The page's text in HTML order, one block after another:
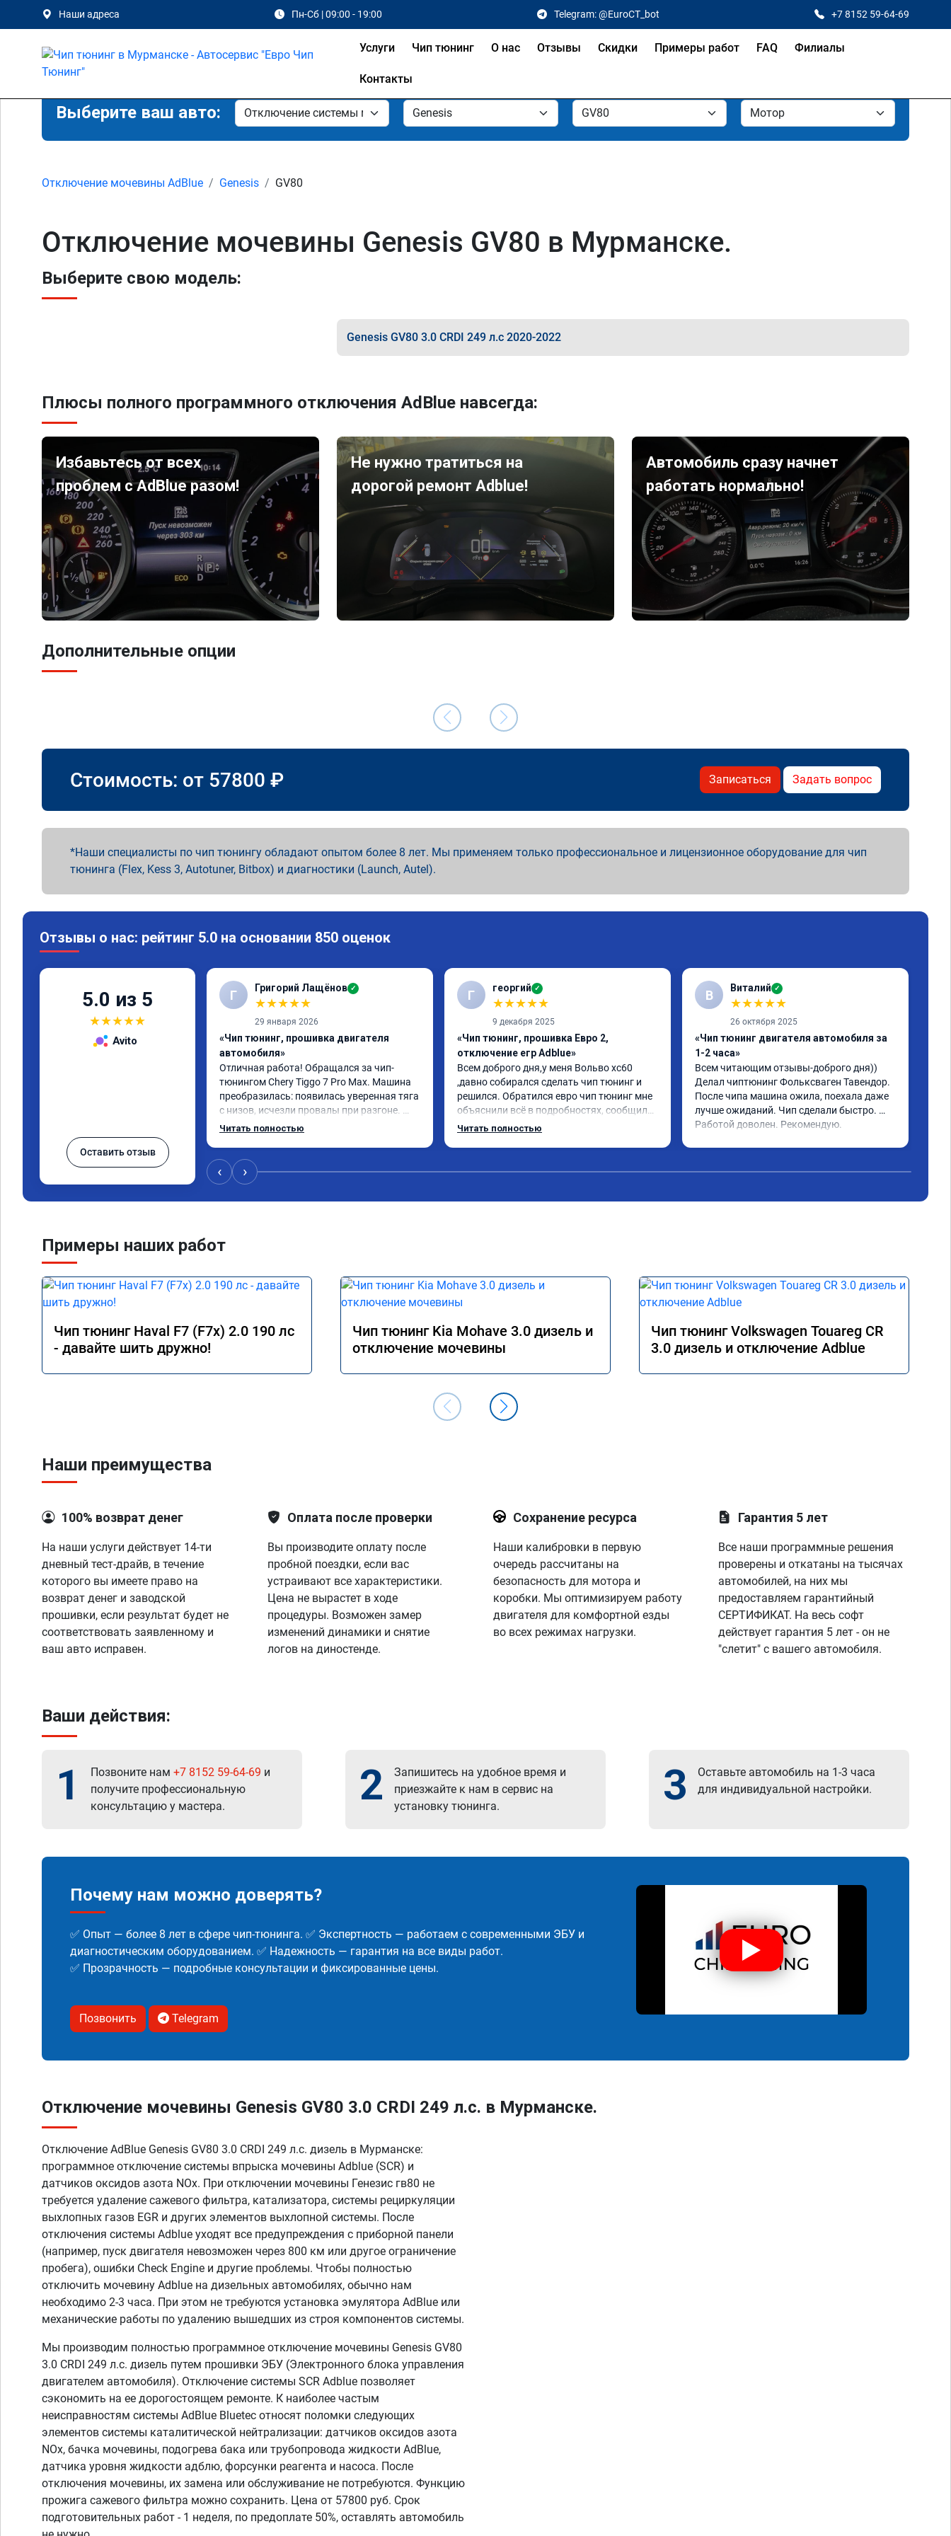
Наши адреса Пн-Сб | 09:00 - 19:00 Telegram: @EuroCT_bot +7 8152 59-64-69
Услуги Чип тюнинг О нас Отзывы Скидки Примеры работ FAQ Филиалы
Контакты
Выберите ваш авто:
Отключение мочевины AdBlue Genesis GV80
Отключение мочевины Genesis GV80 в Мурманске.
Выберите свою модель:
Genesis GV80 3.0 CRDI 249 л.с 2020-2022
Плюсы полного программного отключения AdBlue навсегда:
Избавьтесь от всех
проблем с AdBlue разом!
Не нужно тратиться на
дорогой ремонт Adblue!
Автомобиль сразу начнет
работать нормально!
Дополнительные опции
Стоимость: от 57800 ₽ Записаться Задать вопрос
Наши специалисты по чип тюнингу обладают опытом более 8 лет. Мы применяем только профессиональное и лицензионное оборудование для чип
тюнинга (Flex, Kess 3, Autotuner, Bitbox) и диагностики (Launch, Autel).
Отзывы о нас: рейтинг 5.0 на основании 850 оценок
5.0 из 5
★★★★★
Avito
Оставить отзыв
Г Григорий Лащёнов ✓
★★★★★
29 января 2026
«Чип тюнинг, прошивка двигателя
автомобиля»
Отличная работа! Обращался за чип-
тюнингом Chery Tiggo 7 Pro Max. Машина
преобразилась: появилась уверенная тяга
с низов, исчезли провалы при разгоне.
Расход в спокойном режиме даже немного
всем, кто сомневается.
Читать полностью
Г георгий ✓
★★★★★
9 декабря 2025
«Чип тюнинг, прошивка Евро 2,
отключение егр Adblue»
Всем доброго дня,у меня Вольво xc60
,давно собирался сделать чип тюнинг и
решился. Обратился евро чип тюнинг мне
объяснили всё в подробностях, сообщили
сумму записали. Приехал в назначенное
Читать полностью
В Виталий ✓
★★★★★
26 октября 2025
«Чип тюнинг двигателя автомобиля за
1-2 часа»
Всем читающим отзывы-доброго дня))
Делал чиптюнинг Фольксваген Тавендор.
После чипа машина ожила, поехала даже
лучше ожиданий. Чип сделали быстро.
Работой доволен. Рекомендую.
‹ ›
Примеры наших работ
Чип тюнинг Haval F7 (F7x) 2.0 190 лс
- давайте шить дружно!
Чип тюнинг Kia Mohave 3.0 дизель и
отключение мочевины
Чип тюнинг Volkswagen Touareg CR
3.0 дизель и отключение Adblue
Наши преимущества
100% возврат денег
На наши услуги действует 14-ти
дневный тест-драйв, в течение
которого вы имеете право на
возврат денег и заводской
прошивки, если результат будет не
соответствовать заявленному и
ваш авто исправен.
Оплата после проверки
Вы производите оплату после
пробной поездки, если вас
устраивают все характеристики.
Цена не вырастет в ходе
процедуры. Возможен замер
изменений динамики и снятие
логов на диностенде.
Сохранение ресурса
Наши калибровки в первую
очередь рассчитаны на
безопасность для мотора и
коробки. Мы оптимизируем работу
двигателя для комфортной езды
во всех режимах нагрузки.
Гарантия 5 лет
Все наши программные решения
проверены и откатаны на тысячах
автомобилей, на них мы
предоставляем гарантийный
СЕРТИФИКАТ. На весь софт
действует гарантия 5 лет - он не
"слетит" с вашего автомобиля.
Ваши действия:
1 Позвоните нам +7 8152 59-64-69 и
получите профессиональную
консультацию у мастера.
2
Запишитесь на удобное время и
приезжайте к нам в сервис на
установку тюнинга.
3
Оставьте автомобиль на 1-3 часа
для индивидуальной настройки.
Почему нам можно доверять?
✅ Опыт — более 8 лет в сфере чип-тюнинга. ✅ Экспертность — работаем с современными ЭБУ и
диагностическим оборудованием. ✅ Надежность — гарантия на все виды работ.
✅ Прозрачность — подробные консультации и фиксированные цены.
Позвонить Telegram
Отключение мочевины Genesis GV80 3.0 CRDI 249 л.с. в Мурманске.
Отключение AdBlue Genesis GV80 3.0 CRDI 249 л.с. дизель в Мурманске:
программное отключение системы впрыска мочевины Adblue (SCR) и
датчиков оксидов азота NOx. При отключении мочевины Генезис гв80 не
требуется удаление сажевого фильтра, катализатора, системы рециркуляции
выхлопных газов EGR и других элементов выхлопной системы. После
отключения системы Adblue уходят все предупреждения с приборной панели
(например, пуск двигателя невозможен через 800 км или другое ограничение
пробега), ошибки Check Engine и другие проблемы. Чтобы полностью
отключить мочевину Adblue на дизельных автомобилях, обычно нам
необходимо 2-3 часа. При этом не требуются установка эмулятора AdBlue или
механические работы по удалению вышедших из строя компонентов системы.
Мы производим полностью программное отключение мочевины Genesis GV80
3.0 CRDI 249 л.с. дизель путем прошивки ЭБУ (Электронного блока управления
двигателем автомобиля). Отключение системы SCR Adblue позволяет
сэкономить на ее дорогостоящем ремонте. К наиболее частым
неисправностям системы AdBlue Bluetec относят поломки следующих
элементов системы каталитической нейтрализации: датчиков оксидов азота
NOx, бачка мочевины, подогрева бака или трубопровода жидкости AdBlue,
датчика уровня жидкости адблю, форсунки реагента и насоса. После
отключения мочевины, их замена или обслуживание не потребуются. Функцию
прожига сажевого фильтра можно сохранить. Цена от 57800 руб. Срок
подготовительных работ - 1 неделя, по предоплате 50%, оставлять автомобиль